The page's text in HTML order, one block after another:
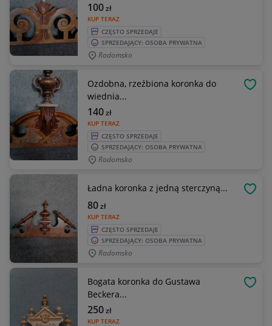
KUP TERAZ
100zł
CZĘSTO SPRZEDAJE
SPRZEDAJĄCY: OSOBA PRYWATNA
Radomsko
Ozdobna, rzeźbiona koronka do
wiednia...
KUP TERAZ
140zł
CZĘSTO SPRZEDAJE
SPRZEDAJĄCY: OSOBA PRYWATNA
Radomsko
Ładna koronka z jedną sterczyną...
KUP TERAZ
80zł
CZĘSTO SPRZEDAJE
SPRZEDAJĄCY: OSOBA PRYWATNA
Radomsko
Bogata koronka do Gustawa
Beckera...
KUP TERAZ
250zł